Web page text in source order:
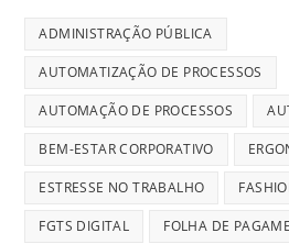
ADMINISTRAÇÃO PÚBLICA
AUTOMATIZAÇÃO DE PROCESSOS
AUTOMAÇÃO DE PROCESSOS
BEM-ESTAR CORPORATIVO
ESTRESSE NO TRABALHO
FGTS DIGITAL FOLHA DE